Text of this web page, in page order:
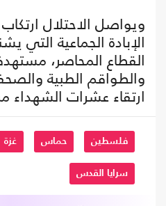
ويواصل الاحتلال
الإبادة الجماعية التي
القطاع المحاصر،
والطواقم الطبية
ارتقاء عشرات الشهداء
فلسطين حماس غزة
سرايا القدس